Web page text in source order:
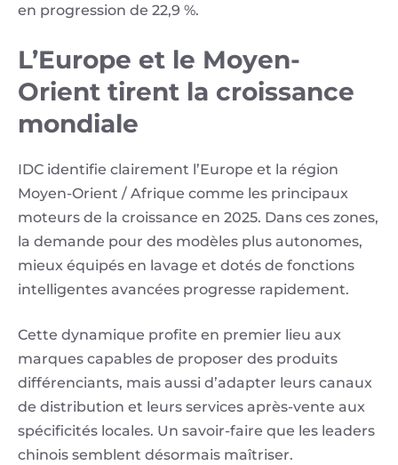
en progression de 22,9 %.
L’Europe et le Moyen-
Orient tirent la croissance
mondiale
IDC identifie clairement l’Europe et la région
Moyen-Orient / Afrique comme les principaux
moteurs de la croissance en 2025. Dans ces zones,
la demande pour des modèles plus autonomes,
mieux équipés en lavage et dotés de fonctions
intelligentes avancées progresse rapidement.
Cette dynamique profite en premier lieu aux
marques capables de proposer des produits
différenciants, mais aussi d’adapter leurs canaux
de distribution et leurs services après-vente aux
spécificités locales. Un savoir-faire que les leaders
chinois semblent désormais maîtriser.